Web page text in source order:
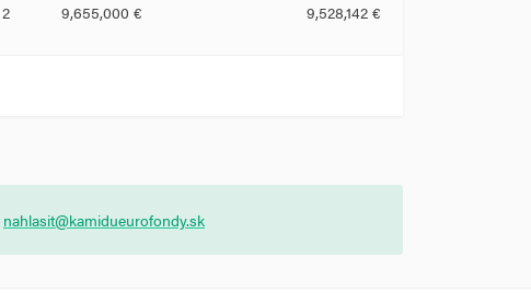
2 9,655,000 € 9,528,142 €
nahlasit@kamidueurofondy.sk